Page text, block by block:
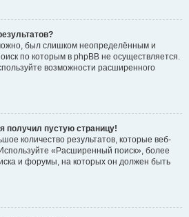
был слишком неопределённым и
по которым в phpBB не осуществляется.
возможности расширенного
получил пустую страницу!
количество результатов, которые веб-
«Расширенный поиск», более
и форумы, на которых он должен быть